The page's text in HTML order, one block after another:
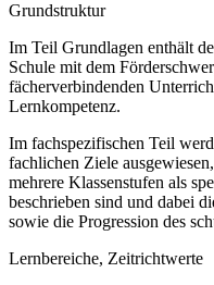
Grundstruktur
Im Teil Grundlagen enthält
Schule mit dem
fächerverbindenden
Lernkompetenz.
Im fachspezifischen Teil
fachlichen Ziele
mehrere Klassenstufen als
beschrieben sind und dabei
sowie die Progression des
Lernbereiche, Zeitrichtwerte